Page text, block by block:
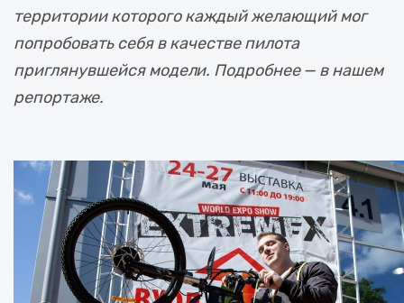
территории которого каждый желающий мог
попробовать себя в качестве пилота
приглянувшейся модели. Подробнее — в нашем
репортаже.